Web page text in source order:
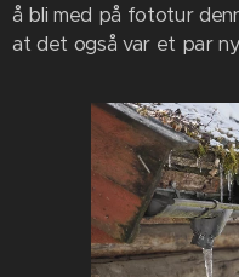
å bli med på fototur
at det også var et par